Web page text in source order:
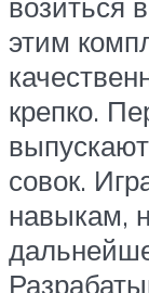
этим
крепко.
совок.
навыкам,